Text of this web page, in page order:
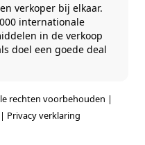
verkoper bij elkaar.
internationale
in de verkoop
doel een goede deal
rechten voorbehouden |
| Privacy verklaring